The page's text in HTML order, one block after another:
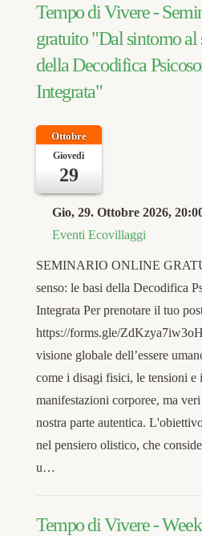
Tempo di Vivere -
gratuito "Dal sintomo al
della Decodifica
Integrata"
Ottobre
Giovedì
29
Gio, 29. Ottobre 2026,
Eventi Ecovillaggi
SEMINARIO ONLINE
senso: le basi della Decodifica
Integrata Per prenotare il tuo
https://forms.gle/
visione globale dell’essere
come i disagi fisici, le tensioni e
manifestazioni corporee, ma
nostra parte autentica.
nel pensiero olistico, che
u…
Tempo di Vivere -